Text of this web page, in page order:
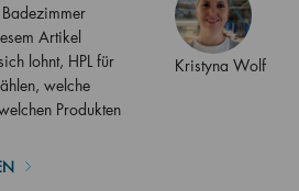
Artikel
lohnt, HPL für
welche
Produkten
Kristyna Wolf